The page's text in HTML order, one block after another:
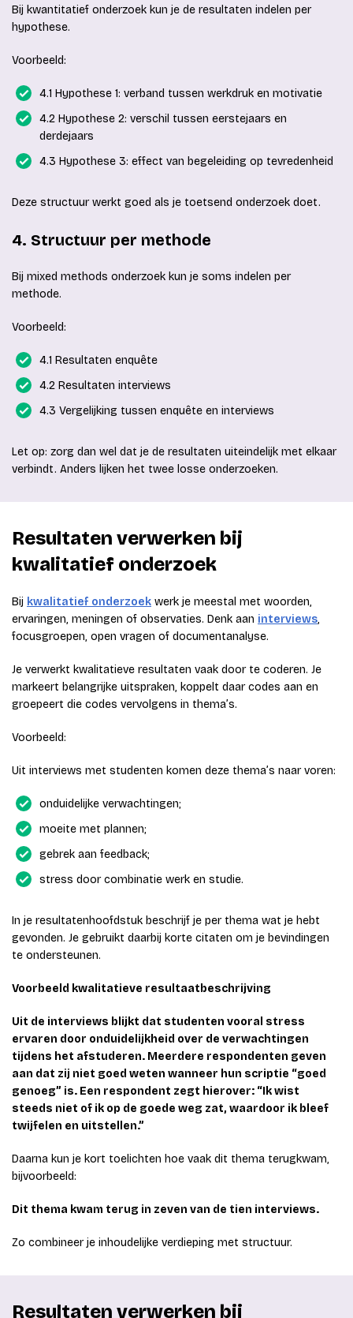
Bij kwantitatief onderzoek kun je de resultaten indelen per
hypothese.
Voorbeeld:
4.1 Hypothese 1: verband tussen werkdruk en motivatie
4.2 Hypothese 2: verschil tussen eerstejaars en
derdejaars
4.3 Hypothese 3: effect van begeleiding op tevredenheid
Deze structuur werkt goed als je toetsend onderzoek doet.
4. Structuur per methode
Bij mixed methods onderzoek kun je soms indelen per
methode.
Voorbeeld:
4.1 Resultaten enquête
4.2 Resultaten interviews
4.3 Vergelijking tussen enquête en interviews
Let op: zorg dan wel dat je de resultaten uiteindelijk met elkaar
verbindt. Anders lijken het twee losse onderzoeken.
Resultaten verwerken bij
kwalitatief onderzoek
Bij kwalitatief onderzoek werk je meestal met woorden,
ervaringen, meningen of observaties. Denk aan interviews,
focusgroepen, open vragen of documentanalyse.
Je verwerkt kwalitatieve resultaten vaak door te coderen. Je
markeert belangrijke uitspraken, koppelt daar codes aan en
groepeert die codes vervolgens in thema’s.
Voorbeeld:
Uit interviews met studenten komen deze thema’s naar voren:
onduidelijke verwachtingen;
moeite met plannen;
gebrek aan feedback;
stress door combinatie werk en studie.
In je resultatenhoofdstuk beschrijf je per thema wat je hebt
gevonden. Je gebruikt daarbij korte citaten om je bevindingen
te ondersteunen.
Voorbeeld kwalitatieve resultaatbeschrijving
Uit de interviews blijkt dat studenten vooral stress
ervaren door onduidelijkheid over de verwachtingen
tijdens het afstuderen. Meerdere respondenten geven
aan dat zij niet goed weten wanneer hun scriptie “goed
genoeg” is. Een respondent zegt hierover: “Ik wist
steeds niet of ik op de goede weg zat, waardoor ik bleef
twijfelen en uitstellen.”
Daarna kun je kort toelichten hoe vaak dit thema terugkwam,
bijvoorbeeld:
Dit thema kwam terug in zeven van de tien interviews.
Zo combineer je inhoudelijke verdieping met structuur.
Resultaten verwerken bij